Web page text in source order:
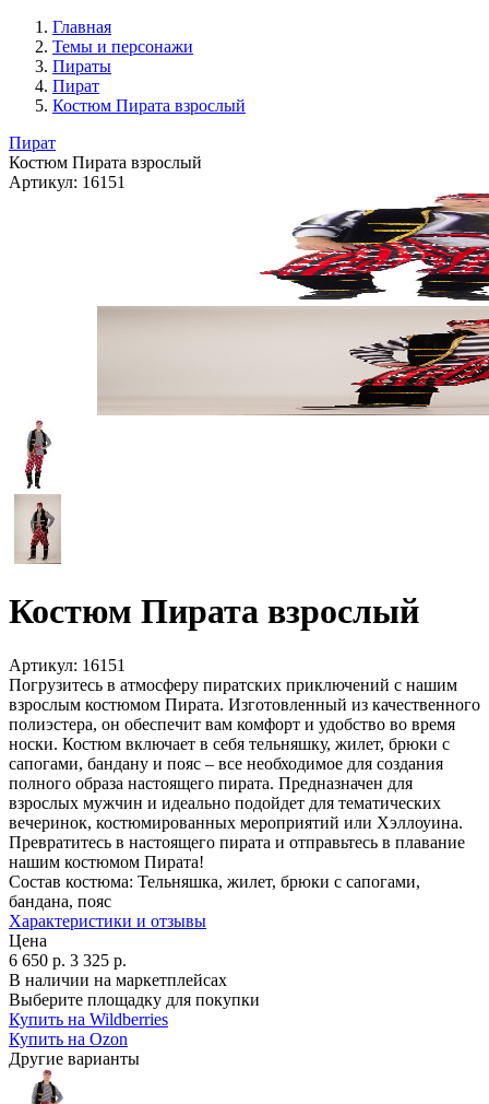
Главная
Темы и персонажи
Пираты
Пират
Костюм Пирата взрослый
Пират
Костюм Пирата взрослый
Артикул: 16151
Костюм Пирата взрослый
Артикул: 16151
Погрузитесь в атмосферу пиратских приключений с нашим
взрослым костюмом Пирата. Изготовленный из качественного
полиэстера, он обеспечит вам комфорт и удобство во время
носки. Костюм включает в себя тельняшку, жилет, брюки с
сапогами, бандану и пояс – все необходимое для создания
полного образа настоящего пирата. Предназначен для
взрослых мужчин и идеально подойдет для тематических
вечеринок, костюмированных мероприятий или Хэллоуина.
Превратитесь в настоящего пирата и отправьтесь в плавание
нашим костюмом Пирата!
Состав костюма: Тельняшка, жилет, брюки с сапогами,
бандана, пояс
Характеристики и отзывы
Цена
6 650 р. 3 325 р.
В наличии на маркетплейсах
Выберите площадку для покупки
Купить на Wildberries
Купить на Ozon
Другие варианты